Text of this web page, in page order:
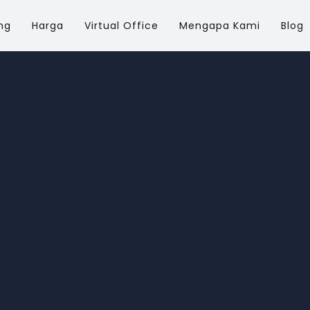
Harga Virtual Office Mengapa Kami Blog